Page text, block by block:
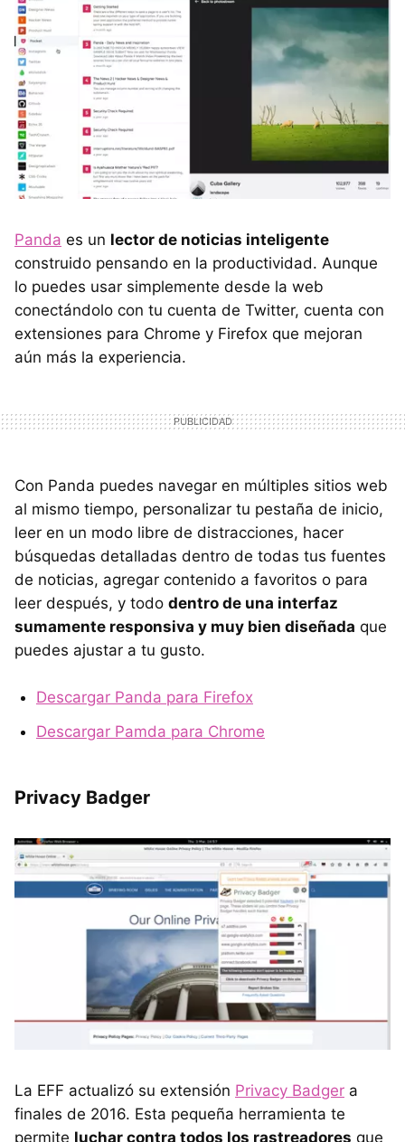
Panda es un lector de noticias inteligente
construido pensando en la productividad. Aunque
lo puedes usar simplemente desde la web
conectándolo con tu cuenta de Twitter, cuenta con
extensiones para Chrome y Firefox que mejoran
aún más la experiencia.
Con Panda puedes navegar en múltiples sitios web
al mismo tiempo, personalizar tu pestaña de inicio,
leer en un modo libre de distracciones, hacer
búsquedas detalladas dentro de todas tus fuentes
de noticias, agregar contenido a favoritos o para
leer después, y todo dentro de una interfaz
sumamente responsiva y muy bien diseñada que
puedes ajustar a tu gusto.
Descargar Panda para Firefox
Descargar Pamda para Chrome
Privacy Badger
La EFF actualizó su extensión Privacy Badger a
finales de 2016. Esta pequeña herramienta te
permite luchar contra todos los rastreadores que